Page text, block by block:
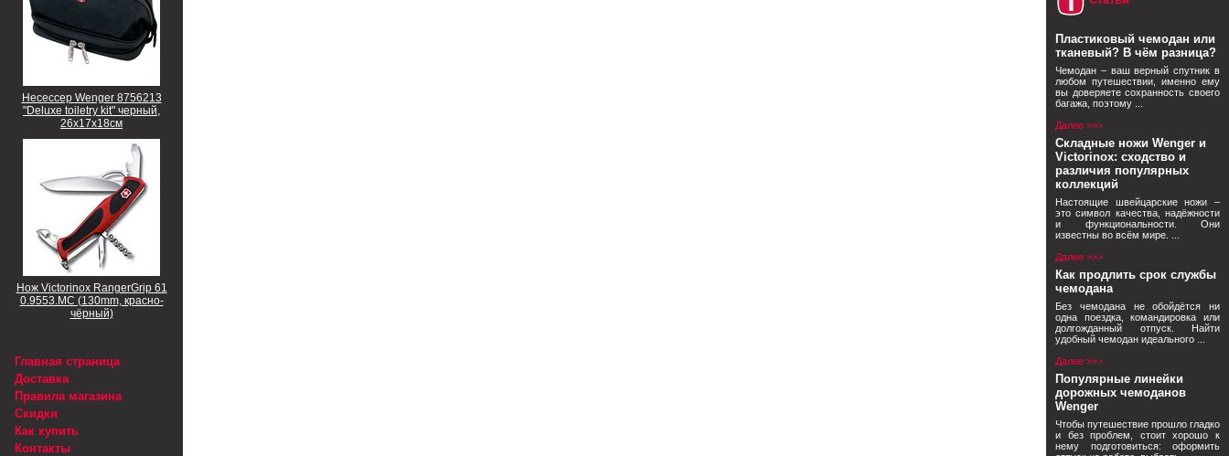
Несессер Wenger 8756213
"Deluxe toiletry kit" черный,
26х17х18см
Нож Victorinox RangerGrip 61
0.9553.MC (130mm, красно-
чёрный)
Главная страница
Доставка
Правила магазина
Скидки
Как купить
Контакты
Пластиковый чемодан или
тканевый? В чём разница?
Чемодан – ваш верный спутник в
любом путешествии, именно ему
вы доверяете сохранность своего
багажа, поэтому ...
Далее >>>
Складные ножи Wenger и
Victorinox: сходство и
различия популярных
коллекций
Настоящие швейцарские ножи –
это символ качества, надёжности
и функциональности. Они
известны во всём мире. ...
Далее >>>
Как продлить срок службы
чемодана
Без чемодана не обойдётся ни
одна поездка, командировка или
долгожданный отпуск. Найти
удобный чемодан идеального ...
Далее >>>
Популярные линейки
дорожных чемоданов
Wenger
Чтобы путешествие прошло гладко
и без проблем, стоит хорошо к
нему подготовиться: оформить